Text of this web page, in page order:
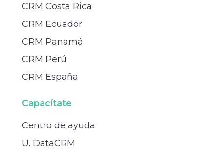
CRM Costa Rica
CRM Ecuador
CRM Panamá
CRM Perú
CRM España
Capacítate
Centro de ayuda
U. DataCRM